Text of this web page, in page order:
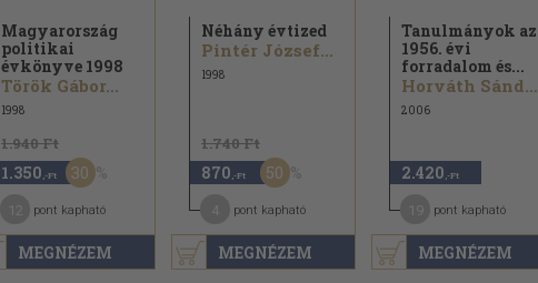
MEGNÉZEM
Magyarország
politikai
évkönyve 1998
Török Gábor...
1998
1.940 Ft
1.350 ,-Ft 30
pont kapható
MEGNÉZEM
Néhány évtized
Pintér József...
1998
1.740 Ft
870 ,-Ft 50
pont kapható
MEGNÉZEM
Tanulmányok az
1956. évi
forradalom és...
Horváth Sándor...
2006
2.420 ,-Ft
pont kapható